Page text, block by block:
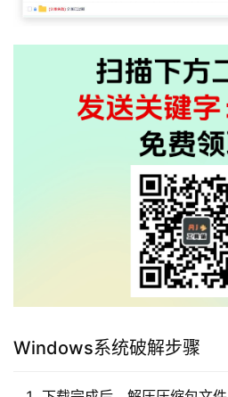
Windows系统破解步骤